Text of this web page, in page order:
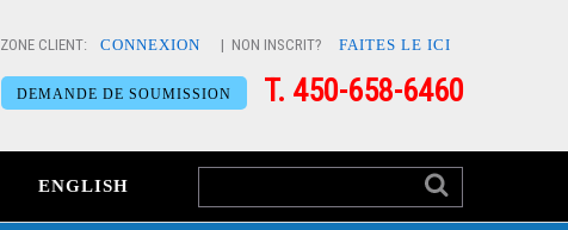
ZONE CLIENT: CONNEXION | NON INSCRIT? FAITES LE ICI
DEMANDE DE SOUMISSION T. 450-658-6460
ENGLISH